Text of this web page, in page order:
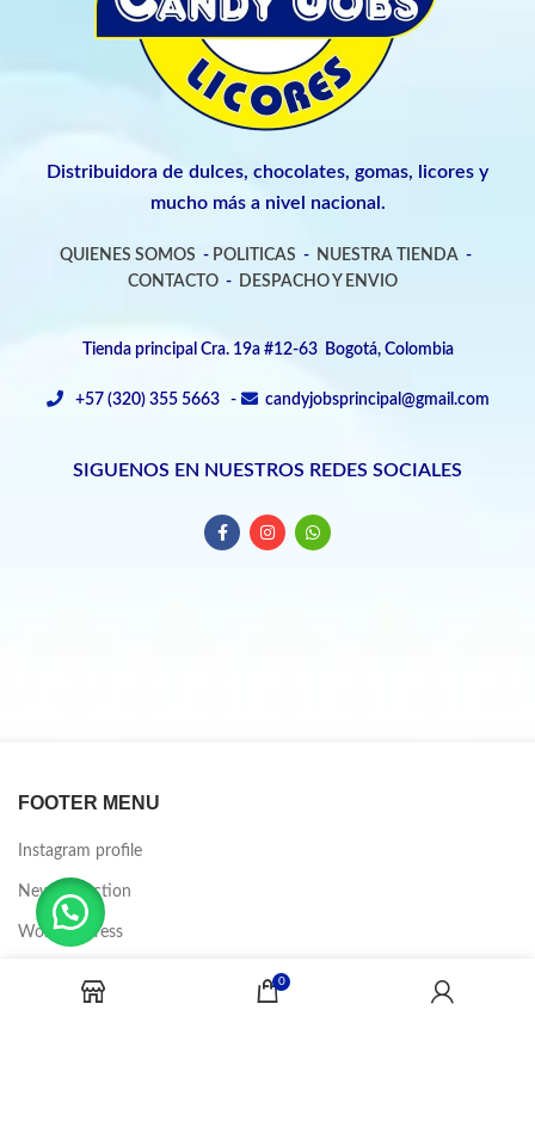
Distribuidora de dulces, chocolates, gomas, licores y
mucho más a nivel nacional.
QUIENES SOMOS - POLITICAS - NUESTRA TIENDA -
CONTACTO- DESPACHO Y ENVIO
Tienda principal Cra. 19a #12-63 Bogotá, Colombia
+57 (320) 355 5663 - candyjobsprincipal@gmail.com
SIGUENOS EN NUESTROS REDES SOCIALES
FOOTER MENU
Instagram profile
New Collection
Woman Dress
0